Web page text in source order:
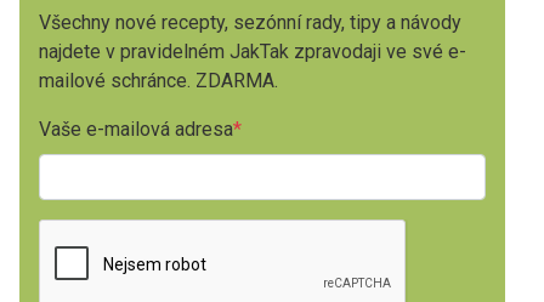
Všechny nové recepty, sezónní rady, tipy a návody
najdete v pravidelném JakTak zpravodaji ve své e-
mailové schránce. ZDARMA.
Vaše e-mailová adresa